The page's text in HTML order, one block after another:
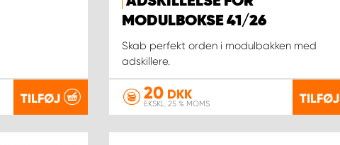
TILFØJ
MODULBOKSE 41/26
Skab perfekt orden i modulbakken med
adskillere.
20DKK
EKSKL. 25 % MOMS TILFØJ